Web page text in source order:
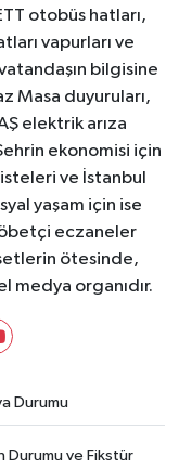
otobüs hatları,
vapurları ve
bilgisine
Masa duyuruları,
elektrik arıza
ekonomisi için
ve İstanbul
yaşam için ise
eczaneler
ötesinde,
medya organıdır.
Durumu
Durumu ve Fikstür